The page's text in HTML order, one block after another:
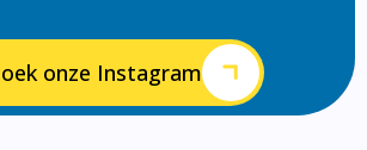
onze Instagram